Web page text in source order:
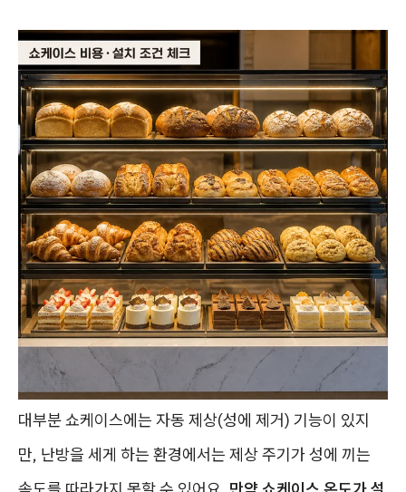
대부분 쇼케이스에는 자동 제상(성에 제거) 기능이 있지
만, 난방을 세게 하는 환경에서는 제상 주기가 성에 끼는